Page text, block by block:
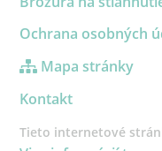
Ochrana osobných
Mapa stránky
Kontakt
Tieto internetové